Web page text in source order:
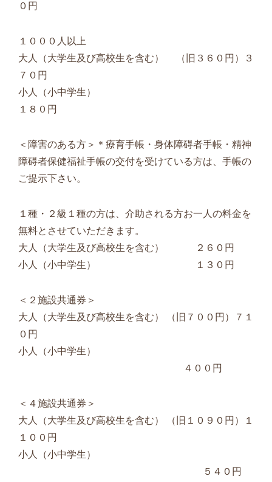
０円
１０００人以上
大人（大学生及び高校生を含む） （旧３６０円）３
７０円
小人（小中学生）
１８０円
＜障害のある方＞＊療育手帳・身体障碍者手帳・精神
障碍者保健福祉手帳の交付を受けている方は、手帳の
ご提示下さい。
１種・２級１種の方は、介助される方お一人の料金を
無料とさせていただきます。
大人（大学生及び高校生を含む） ２６０円
小人（小中学生） １３０円
＜２施設共通券＞
大人（大学生及び高校生を含む） （旧７００円）７１
０円
小人（小中学生）
４００円
＜４施設共通券＞
大人（大学生及び高校生を含む） （旧１０９０円）１
１００円
小人（小中学生）
５４０円